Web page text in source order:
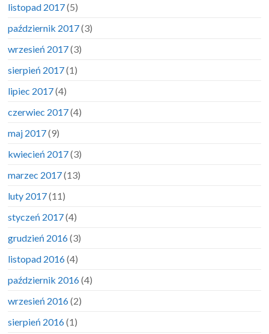
listopad 2017(5)
październik 2017(3)
wrzesień 2017(3)
sierpień 2017(1)
lipiec 2017(4)
czerwiec 2017(4)
maj 2017(9)
kwiecień 2017(3)
marzec 2017(13)
luty 2017(11)
styczeń 2017(4)
grudzień 2016(3)
listopad 2016(4)
październik 2016(4)
wrzesień 2016(2)
sierpień 2016(1)